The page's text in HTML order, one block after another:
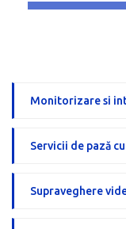
Monitorizare si
Servicii de pază
Supraveghere